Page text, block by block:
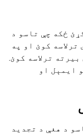
ځکه چې تاسو د
کوئ او په
ترلاسه کوئ.
ایمېل او
د هغې د تجدید